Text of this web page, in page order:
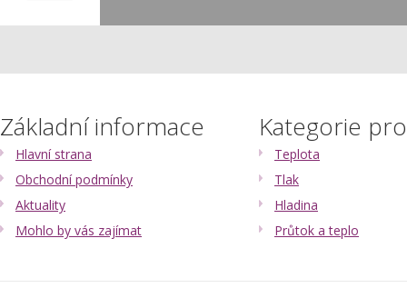
Základní informace
Hlavní strana
Obchodní podmínky
Aktuality
Mohlo by vás zajímat
Kategorie
Teplota
Tlak
Hladina
Průtok a teplo